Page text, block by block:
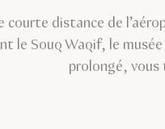
courte distance de
le Souq Waqif, le
prolongé,